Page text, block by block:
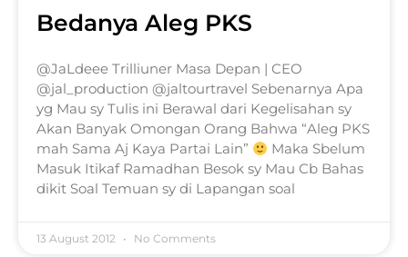
Bedanya Aleg PKS
@JaLdeee Trilliuner Masa Depan | CEO
@jal_production @jaltourtravel Sebenarnya Apa
yg Mau sy Tulis ini Berawal dari Kegelisahan sy
Akan Banyak Omongan Orang Bahwa “Aleg PKS
mah Sama Aj Kaya Partai Lain”
Maka Sbelum
Masuk Itikaf Ramadhan Besok sy Mau Cb Bahas
dikit Soal Temuan sy di Lapangan soal
13 August 2012 No Comments